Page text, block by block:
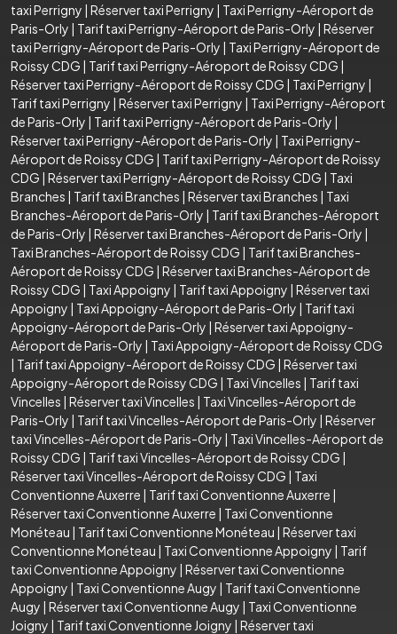
taxi Perrigny | Réserver taxi Perrigny | Taxi Perrigny-Aéroport de
Paris-Orly | Tarif taxi Perrigny-Aéroport de Paris-Orly | Réserver
taxi Perrigny-Aéroport de Paris-Orly | Taxi Perrigny-Aéroport de
Roissy CDG | Tarif taxi Perrigny-Aéroport de Roissy CDG |
Réserver taxi Perrigny-Aéroport de Roissy CDG | Taxi Perrigny |
Tarif taxi Perrigny | Réserver taxi Perrigny | Taxi Perrigny-Aéroport
de Paris-Orly | Tarif taxi Perrigny-Aéroport de Paris-Orly |
Réserver taxi Perrigny-Aéroport de Paris-Orly | Taxi Perrigny-
Aéroport de Roissy CDG | Tarif taxi Perrigny-Aéroport de Roissy
CDG | Réserver taxi Perrigny-Aéroport de Roissy CDG | Taxi
Branches | Tarif taxi Branches | Réserver taxi Branches | Taxi
Branches-Aéroport de Paris-Orly | Tarif taxi Branches-Aéroport
de Paris-Orly | Réserver taxi Branches-Aéroport de Paris-Orly |
Taxi Branches-Aéroport de Roissy CDG | Tarif taxi Branches-
Aéroport de Roissy CDG | Réserver taxi Branches-Aéroport de
Roissy CDG | Taxi Appoigny | Tarif taxi Appoigny | Réserver taxi
Appoigny | Taxi Appoigny-Aéroport de Paris-Orly | Tarif taxi
Appoigny-Aéroport de Paris-Orly | Réserver taxi Appoigny-
Aéroport de Paris-Orly | Taxi Appoigny-Aéroport de Roissy CDG
| Tarif taxi Appoigny-Aéroport de Roissy CDG | Réserver taxi
Appoigny-Aéroport de Roissy CDG | Taxi Vincelles | Tarif taxi
Vincelles | Réserver taxi Vincelles | Taxi Vincelles-Aéroport de
Paris-Orly | Tarif taxi Vincelles-Aéroport de Paris-Orly | Réserver
taxi Vincelles-Aéroport de Paris-Orly | Taxi Vincelles-Aéroport de
Roissy CDG | Tarif taxi Vincelles-Aéroport de Roissy CDG |
Réserver taxi Vincelles-Aéroport de Roissy CDG | Taxi
Conventionne Auxerre | Tarif taxi Conventionne Auxerre |
Réserver taxi Conventionne Auxerre | Taxi Conventionne
Monéteau | Tarif taxi Conventionne Monéteau | Réserver taxi
Conventionne Monéteau | Taxi Conventionne Appoigny | Tarif
taxi Conventionne Appoigny | Réserver taxi Conventionne
Appoigny | Taxi Conventionne Augy | Tarif taxi Conventionne
Augy | Réserver taxi Conventionne Augy | Taxi Conventionne
Joigny | Tarif taxi Conventionne Joigny | Réserver taxi